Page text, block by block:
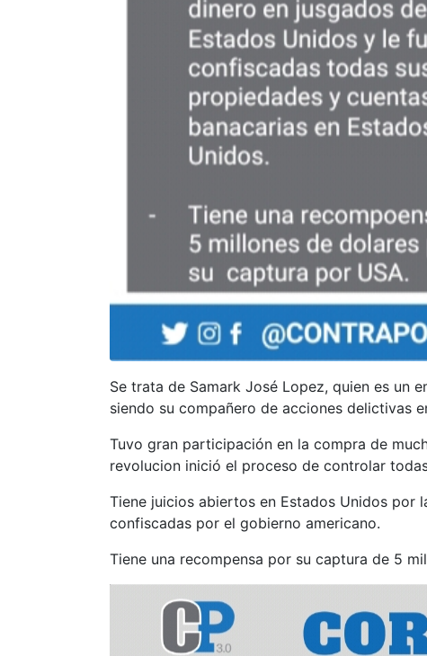
Se trata de Samark José Lopez, quien es un
siendo su compañero de acciones delictivas
Tuvo gran participación en la compra de
revolucion inició el proceso de controlar
Tiene juicios abiertos en Estados Unidos por
confiscadas por el gobierno americano.
Tiene una recompensa por su captura de 5